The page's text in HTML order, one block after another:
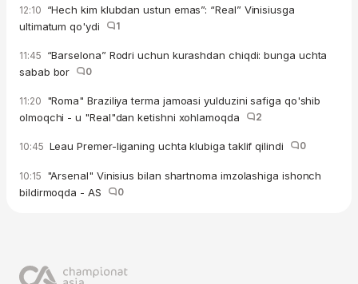
12:10 “Hech kim klubdan ustun emas”: “Real” Vinisiusga
ultimatum qo'ydi
1
11:45 “Barselona” Rodri uchun kurashdan chiqdi: bunga uchta
sabab bor
0
11:20 "Roma" Braziliya terma jamoasi yulduzini safiga qo'shib
olmoqchi - u "Real"dan ketishni xohlamoqda
2
10:45 Leau Premer-liganing uchta klubiga taklif qilindi 0
10:15 "Arsenal" Vinisius bilan shartnoma imzolashiga ishonch
bildirmoqda - AS
0